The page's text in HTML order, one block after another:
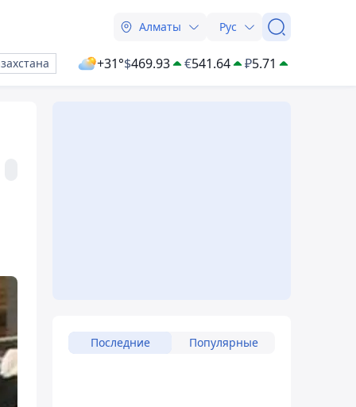
Алматы Рус
+31°$469.93 €541.64 ₽5.71
Последние Популярные